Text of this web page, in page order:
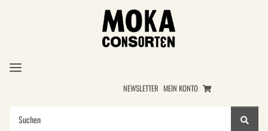
NEWSLETTER MEIN KONTO